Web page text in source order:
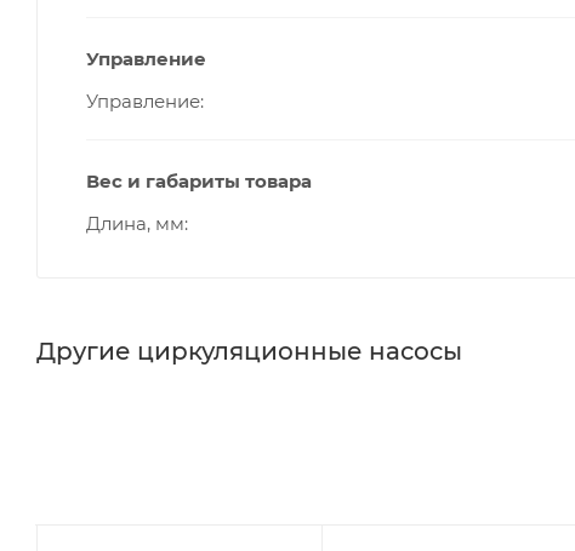
Управление
Управление
Вес и габариты товара
Длина, мм
Другие циркуляционные насосы